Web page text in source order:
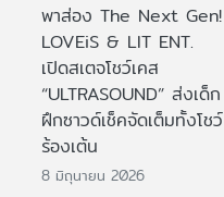
พาส่อง The Next Gen!
LOVEiS & LIT ENT.
เปิดสเตจโชว์เคส
“ULTRASOUND” ส่งเด็ก
ฝึกซาวด์เช็คจัดเต็มทั้งโชว์
ร้องเต้น
8 มิถุนายน 2026